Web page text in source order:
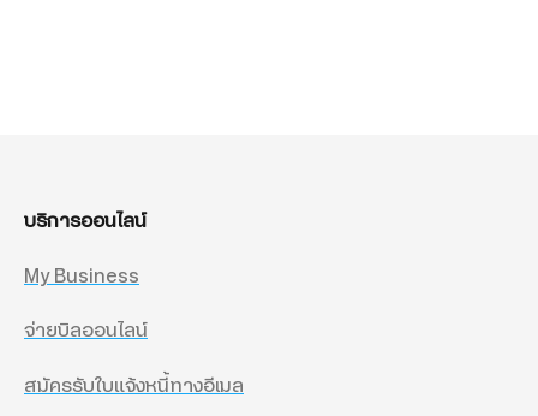
บริการออนไลน์
My Business
จ่ายบิลออนไลน์
สมัครรับใบแจ้งหนี้ทางอีเมล